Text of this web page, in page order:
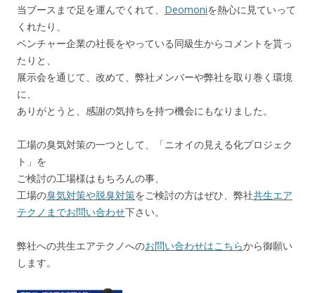
当ブースまで足を運んでくれて、 Deomoniを熱心に見ていって
くれたり、
ベンチャー企業の社長をやっている同級生からコメントを貰っ
たりと、
展示会を通じて、改めて、弊社メンバーや弊社を取り巻く環境
に、
ありがとうと、感謝の気持ちを持つ機会にもなりました。
工場の臭気対策の一つとして、「ニオイの見える化プロジェク
ト」を
ご検討の工場様はもちろんの事、
工場の臭気対策や脱臭対策をご検討の方はぜひ、弊社共生エア
テクノまでお問い合わせ下さい。
弊社への共生エアテクノへのお問い合わせはこちらから御願い
します。